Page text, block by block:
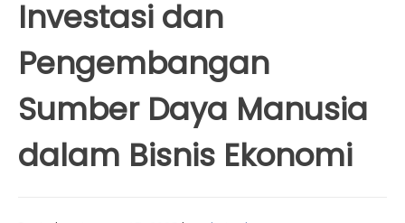
Investasi dan
Pengembangan
Sumber Daya Manusia
dalam Bisnis Ekonomi